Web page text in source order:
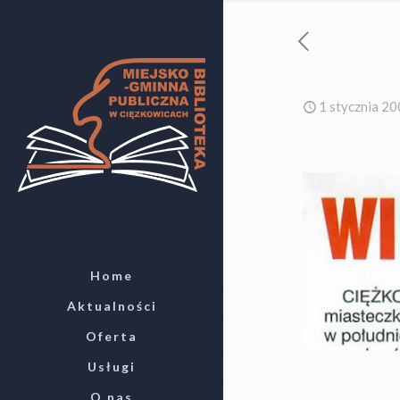
Home
Aktualności
Oferta
Usługi
O nas
1 stycznia